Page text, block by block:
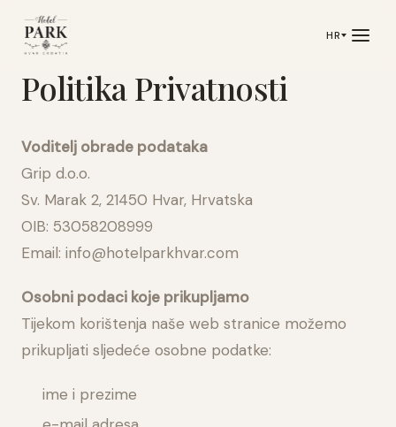
HR
Politika Privatnosti
Voditelj obrade podataka
Grip d.o.o.
Sv. Marak 2, 21450 Hvar, Hrvatska
OIB: 53058208999
Email: info@hotelparkhvar.com
Osobni podaci koje prikupljamo
Tijekom korištenja naše web stranice možemo
prikupljati sljedeće osobne podatke:
ime i prezime